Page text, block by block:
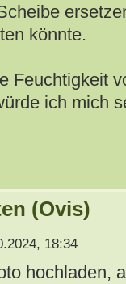
könnte.
Feuchtigkeit
ich mich
(Ovis)
18:34
hochladen,